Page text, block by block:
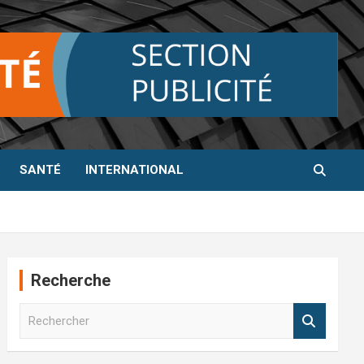
SANTÉ INTERNATIONAL
Recherche